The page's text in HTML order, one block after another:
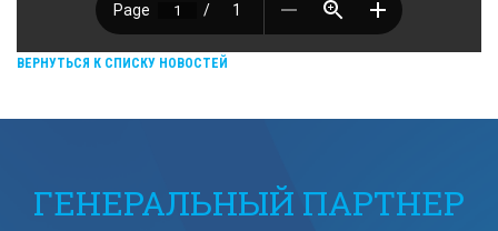
ВЕРНУТЬСЯ К СПИСКУ НОВОСТЕЙ
ГЕНЕРАЛЬНЫЙ ПАРТНЕР